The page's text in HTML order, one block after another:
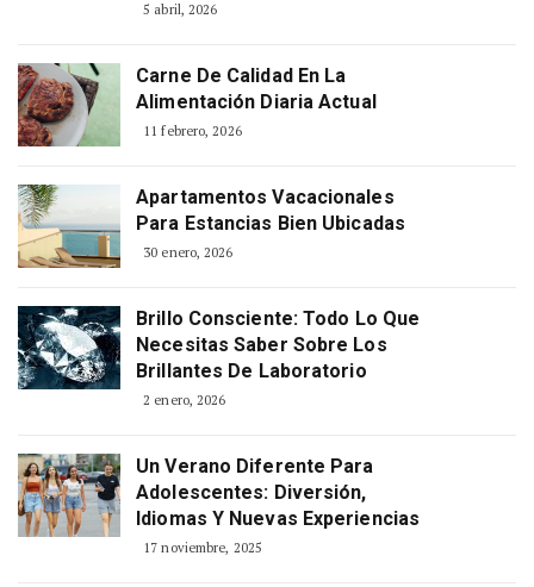
5 abril, 2026
Carne De Calidad En La
Alimentación Diaria Actual
11 febrero, 2026
Apartamentos Vacacionales
Para Estancias Bien Ubicadas
30 enero, 2026
Brillo Consciente: Todo Lo Que
Necesitas Saber Sobre Los
Brillantes De Laboratorio
2 enero, 2026
Un Verano Diferente Para
Adolescentes: Diversión,
Idiomas Y Nuevas Experiencias
17 noviembre, 2025